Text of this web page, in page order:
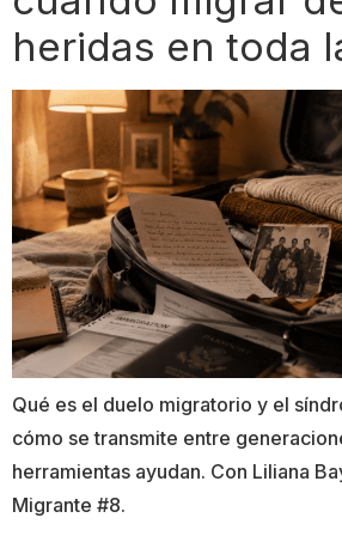
heridas en toda
Qué es el duelo migratorio y el
cómo se transmite entre
herramientas ayudan. Con Liliana
Migrante #8.